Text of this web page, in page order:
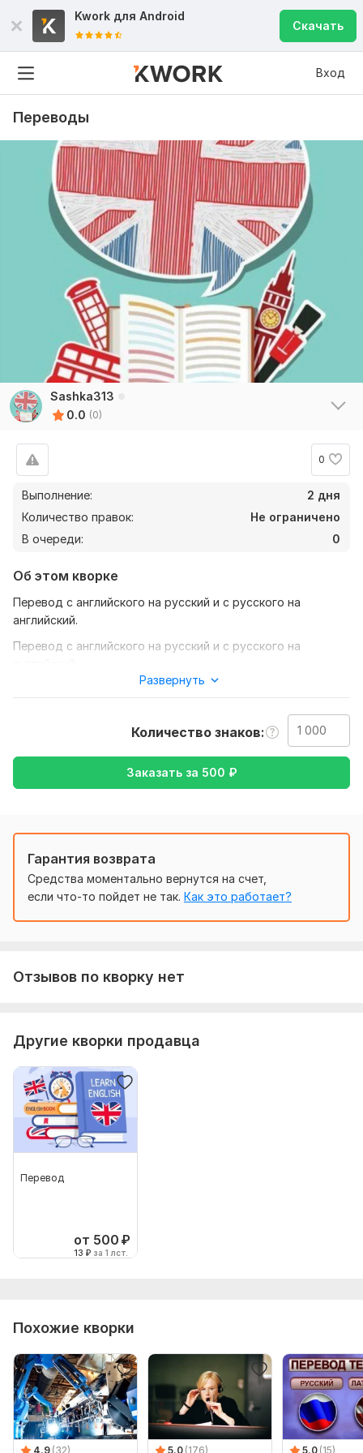
Kwork для Android
Скачать
Вход
Переводы
Sashka313
0.0 (0)
0
Выполнение:
2 дня
Количество правок:
Не ограничено
В очереди:
0
Об этом кворке
Перевод с английского на русский и с русского на
английский.
Перевод с английского на русский и с русского на
Чтобы выполнить ваш заказ, мне понадобится задание от
вас. А также опишите что точно хотите получить и ваши
Интернет и технологии,Красота и мода,
Культура и искусство,Медицина и здоровье,Образование
Язык перевода:
с Английского на Русский
с Русского на Английский
Объем услуги в кворке: 1 000 знаков
Развернуть
Количество знаков
Заказать за 500 ₽
Гарантия возврата
Средства моментально вернутся на счет,
если что-то пойдет не так. Как это работает?
Отзывов по кворку нет
Другие кворки продавца
Перевод
от 500 ₽
13 ₽ за 1 лст.
Похожие кворки
4.9 (32) 5.0 (176) 5.0 (15)